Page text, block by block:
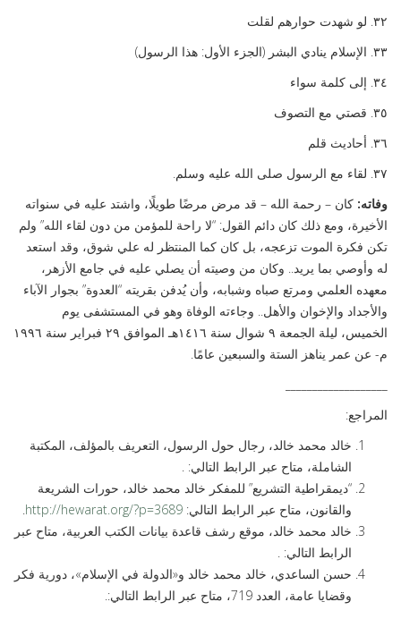
٣٢. لو شهدت حوارهم لقلت
٣٣. الإسلام ينادي البشر (الجزء الأول: هذا الرسول)
٣٤. إلى كلمة سواء
٣٥. قصتي مع التصوف
٣٦. أحاديث قلم
٣٧. لقاء مع الرسول صلى الله عليه وسلم.
وفاته: كان – رحمة الله – قد مرض مرضًا طويلًا، واشتد عليه في سنواته
الأخيرة، ومع ذلك كان دائم القول: “لا راحة للمؤمن من دون لقاء الله” ولم
تكن فكرة الموت تزعجه، بل كان كما المنتظر له علي شوق، وقد استعد
له وأوصي بما يريد.. وكان من وصيته أن يصلي عليه في جامع الأزهر،
معهده العلمي ومرتع صباه وشبابه، وأن يُدفن بقريته “العدوة” بجوار الآباء
والأجداد والإخوان والأهل.. وجاءته الوفاة وهو في المستشفى يوم
الخميس، ليلة الجمعة ٩ شوال سنة ١٤١٦هـ الموافق ٢٩ فبراير سنة ١٩٩٦
م- عن عمر يناهز الستة والسبعين عامًا.
المراجع:
خالد محمد خالد، رجال حول الرسول، التعريف بالمؤلف، المكتبة
الشاملة، متاح عبر الرابط التالي: .
“ديمقراطية التشريع” للمفكر خالد محمد خالد، حورات الشريعة
والقانون، متاح عبر الرابط التالي: http://hewarat.org/?p=3689
.
خالد محمد خالد، موقع رشف قاعدة بيانات الكتب العربية، متاح عبر
الرابط التالي: .
حسن الساعدي، خالد محمد خالد و«الدولة في الإسلام»، دورية فكر
وقضايا عامة، العدد 719، متاح عبر الرابط التالي:.